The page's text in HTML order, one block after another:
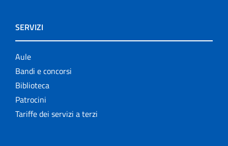
SERVIZI
Aule
Bandi e concorsi
Biblioteca
Patrocini
Tariffe dei servizi a terzi